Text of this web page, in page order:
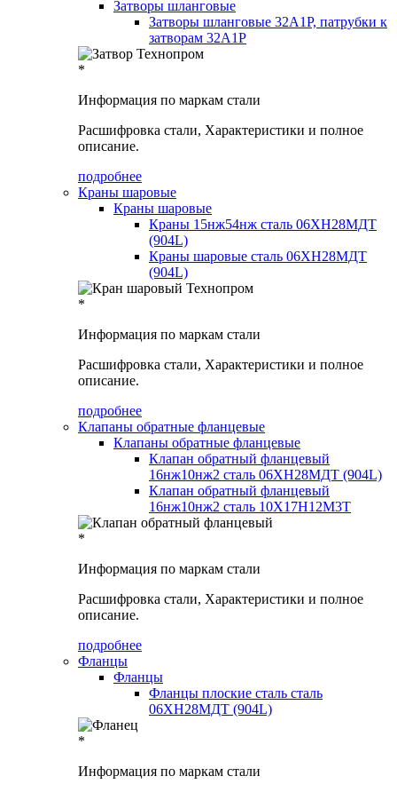
Затворы шланговые
Затворы шланговые 32А1Р, патрубки к
затворам 32А1Р
*
Информация по маркам стали
Расшифровка стали, Характеристики и полное
описание.
подробнее
Краны шаровые
Краны шаровые
Краны 15нж54нж сталь 06ХН28МДТ
(904L)
Краны шаровые сталь 06ХН28МДТ
(904L)
*
Информация по маркам стали
Расшифровка стали, Характеристики и полное
описание.
подробнее
Клапаны обратные фланцевые
Клапаны обратные фланцевые
Клапан обратный фланцевый
16нж10нж2 сталь 06ХН28МДТ (904L)
Клапан обратный фланцевый
16нж10нж2 сталь 10Х17Н12М3Т
*
Информация по маркам стали
Расшифровка стали, Характеристики и полное
описание.
подробнее
Фланцы
Фланцы
Фланцы плоские сталь сталь
06ХН28МДТ (904L)
*
Информация по маркам стали